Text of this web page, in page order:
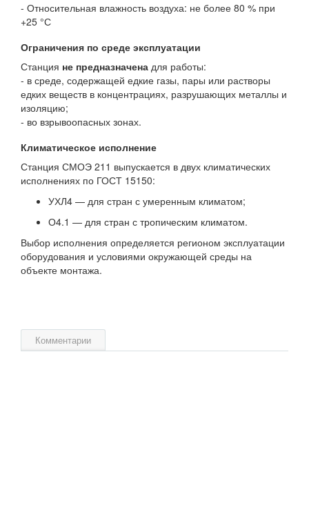
- Относительная влажность воздуха: не более 80 % при
+25 °С
Ограничения по среде эксплуатации
Станция не предназначена для работы:
- в среде, содержащей едкие газы, пары или растворы
едких веществ в концентрациях, разрушающих металлы и
изоляцию;
- во взрывоопасных зонах.
Климатическое исполнение
Станция СМОЭ 211 выпускается в двух климатических
исполнениях по ГОСТ 15150:
УХЛ4 — для стран с умеренным климатом;
О4.1 — для стран с тропическим климатом.
Выбор исполнения определяется регионом эксплуатации
оборудования и условиями окружающей среды на
объекте монтажа.
Комментарии